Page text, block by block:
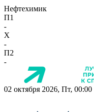
Нефтехимик
П1
-
X
-
П2
-
02 октября 2026, Пт, 00:00